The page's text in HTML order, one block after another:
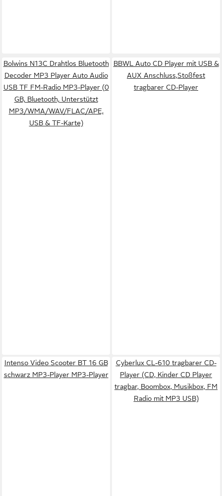
Bolwins N13C Drahtlos Bluetooth
Decoder MP3 Player Auto Audio
USB TF FM-Radio MP3-Player (0
GB, Bluetooth, Unterstützt
MP3/WMA/WAV/FLAC/APE,
USB & TF-Karte)
BBWL Auto CD Player mit USB &
AUX Anschluss,Stoßfest
tragbarer CD-Player
Intenso Video Scooter BT 16 GB
schwarz MP3-Player MP3-Player
Cyberlux CL-610 tragbarer CD-
Player (CD, Kinder CD Player
tragbar, Boombox, Musikbox, FM
Radio mit MP3 USB)